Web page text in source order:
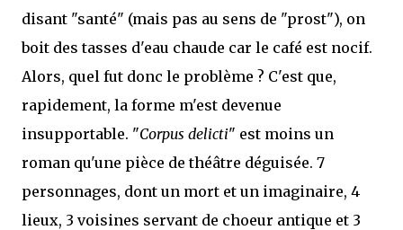
disant "santé" (mais pas au sens de "prost"), on
boit des tasses d'eau chaude car le café est nocif.
Alors, quel fut donc le problème ? C'est que,
rapidement, la forme m'est devenue
insupportable. "Corpus delicti" est moins un
roman qu'une pièce de théâtre déguisée. 7
personnages, dont un mort et un imaginaire, 4
lieux, 3 voisines servant de choeur antique et 3